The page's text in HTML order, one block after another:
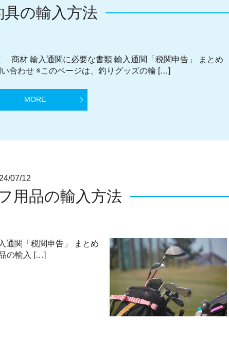
具の輸入方法
商材 輸入通関に必要な書類 輸入通関「税関申告」 まとめ
い合わせ ※このページは、釣りグッズの輸 […]
MORE
07/12
用品の輸入方法
関「税関申告」 まとめ
の輸入 […]